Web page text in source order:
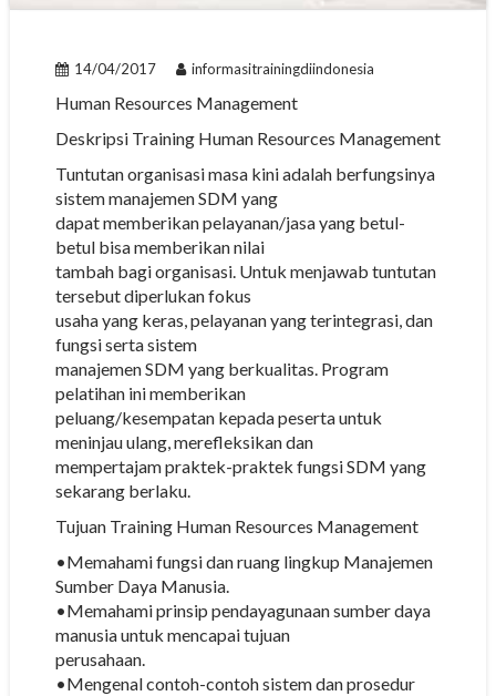
14/04/2017 informasitrainingdiindonesia
Human Resources Management
Deskripsi Training Human Resources Management
Tuntutan organisasi masa kini adalah berfungsinya
sistem manajemen SDM yang
dapat memberikan pelayanan/jasa yang betul-
betul bisa memberikan nilai
tambah bagi organisasi. Untuk menjawab tuntutan
tersebut diperlukan fokus
usaha yang keras, pelayanan yang terintegrasi, dan
fungsi serta sistem
manajemen SDM yang berkualitas. Program
pelatihan ini memberikan
peluang/kesempatan kepada peserta untuk
meninjau ulang, merefleksikan dan
mempertajam praktek-praktek fungsi SDM yang
sekarang berlaku.
Tujuan Training Human Resources Management
•Memahami fungsi dan ruang lingkup Manajemen
Sumber Daya Manusia.
•Memahami prinsip pendayagunaan sumber daya
manusia untuk mencapai tujuan
perusahaan.
•Mengenal contoh-contoh sistem dan prosedur